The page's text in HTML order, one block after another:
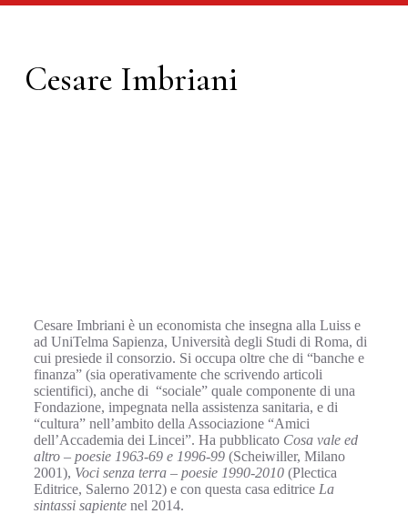
Cesare Imbriani
Cesare Imbriani è un economista che insegna alla Luiss e
ad UniTelma Sapienza, Università degli Studi di Roma, di
cui presiede il consorzio. Si occupa oltre che di “banche e
finanza” (sia operativamente che scrivendo articoli
scientifici), anche di “sociale” quale componente di una
Fondazione, impegnata nella assistenza sanitaria, e di
“cultura” nell’ambito della Associazione “Amici
dell’Accademia dei Lincei”. Ha pubblicato Cosa vale ed
altro – poesie 1963-69 e 1996-99(Scheiwiller, Milano
2001), Voci senza terra – poesie 1990-2010(Plectica
Editrice, Salerno 2012) e con questa casa editrice La
sintassi sapientenel 2014.